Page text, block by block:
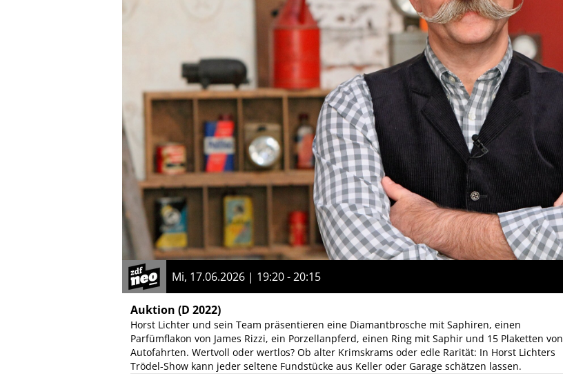
Mi, 17.06.2026 | 19:20 - 20:15
Auktion (D 2022)
Horst Lichter und sein Team präsentieren eine Diamantbrosche mit Saphiren, einen
Parfümflakon von James Rizzi, ein Porzellanpferd, einen Ring mit Saphir und 15 Plaketten von
Autofahrten. Wertvoll oder wertlos? Ob alter Krimskrams oder edle Rarität: In Horst Lichters
Trödel-Show kann jeder seltene Fundstücke aus Keller oder Garage schätzen lassen.